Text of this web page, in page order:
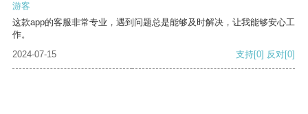
游客
这款app的客服非常专业，遇到问题总是能够及时解决，让我能够安心工
作。
2024-07-15
支持[0] 反对[0]